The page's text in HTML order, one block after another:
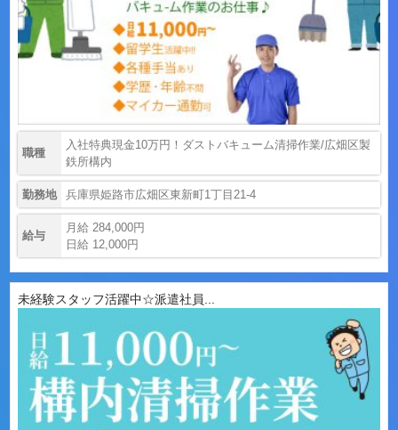
職種
入社特典現金10万円！ダストバキューム清掃作業/広畑区製
鉄所構内
勤務地 兵庫県姫路市広畑区東新町1丁目21-4
給与
月給 284,000円
日給 12,000円
未経験スタッフ活躍中☆派遣社員...